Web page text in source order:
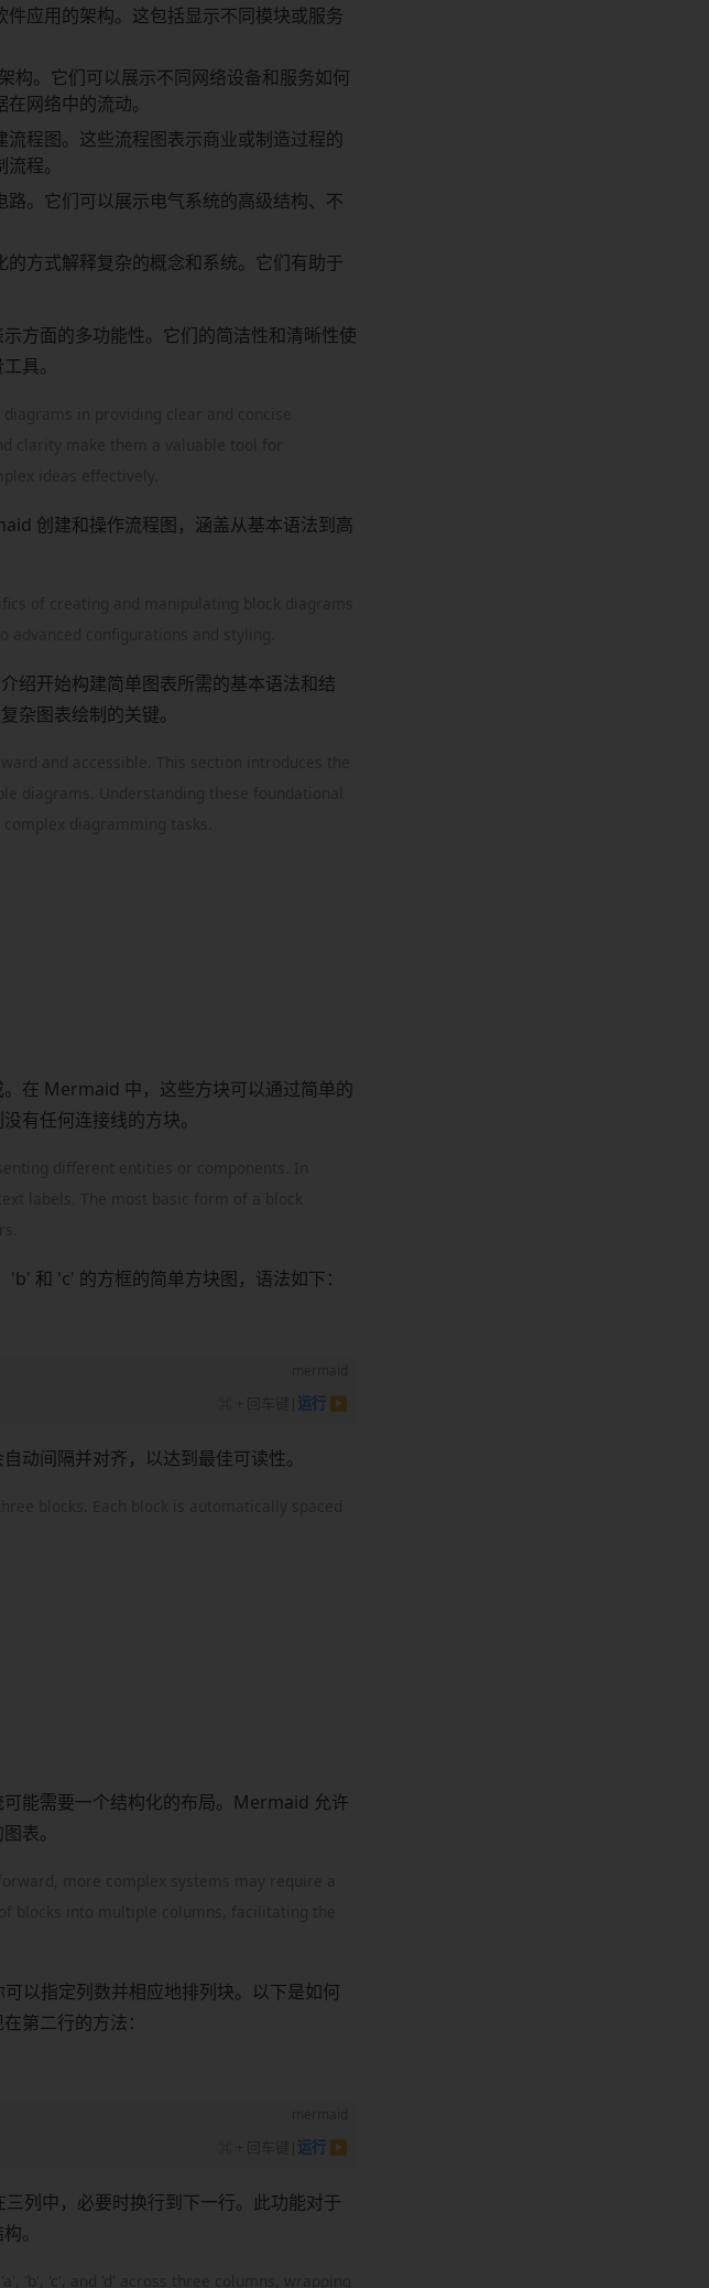
应用的架构。这包括显示不同模块或服务
构。它们可以展示不同网络设备和服务如何
网络中的流动。
程图。这些流程图表示商业或制造过程的
程。
。它们可以展示电气系统的高级结构、不
方式解释复杂的概念和系统。它们有助于
方面的多功能性。它们的简洁性和清晰性使
具。
in providing clear and concise
创建和操作流程图，涵盖从基本语法到高
of creating and manipulating block diagrams
绍开始构建简单图表所需的基本语法和结
杂图表绘制的关键。
and accessible. This section introduces the
在 Mermaid 中，这些方块可以通过简单的
有任何连接线的方块。
different entities or components. In
和 'c' 的方框的简单方块图，语法如下：
运行 ▶
动间隔并对齐，以达到最佳可读性。
blocks. Each block is automatically spaced
能需要一个结构化的布局。Mermaid 允许
表。
more complex systems may require a
以指定列数并相应地排列块。以下是如何
第二行的方法：
运行 ▶
列中，必要时换行到下一行。此功能对于
。
'b', 'c', and 'd' across three columns, wrapping